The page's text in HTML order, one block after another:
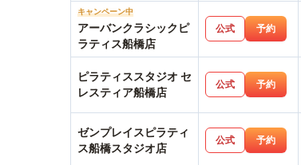
キャンペーン中
アーバンクラシックピ
ラティス船橋店
公式 予約
ピラティススタジオ セ
レスティア船橋店
公式 予約
ゼンプレイスピラティ
ス船橋スタジオ店
公式 予約